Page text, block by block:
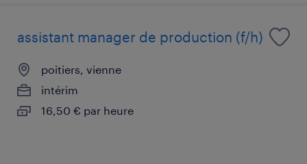
assistant manager de production (f/h)
poitiers, vienne
intérim
16,50 € par heure